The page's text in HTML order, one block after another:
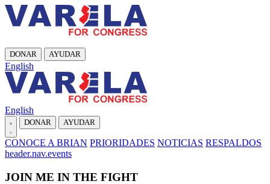
DONAR AYUDAR
English
English
DONAR AYUDAR
CONOCE A BRIAN PRIORIDADES NOTICIAS RESPALDOS
header.nav.events
JOIN ME IN THE FIGHT